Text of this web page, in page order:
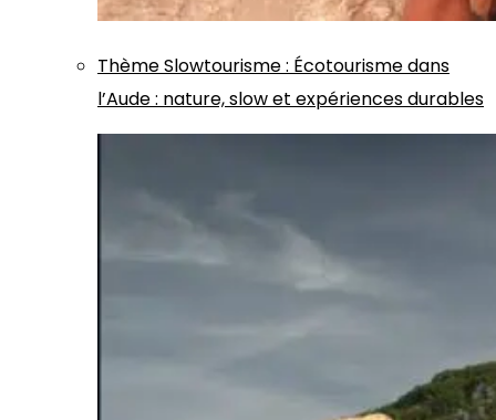
ThèmeSlowtourisme: Écotourisme dans
l’Aude : nature, slow et expériences durables